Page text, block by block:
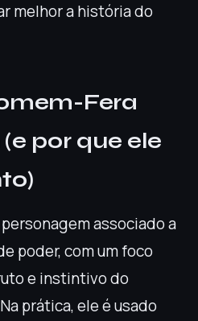
melhor a história do
Fera
por que ele
associado a
poder, com um foco
e instintivo do
prática, ele é usado